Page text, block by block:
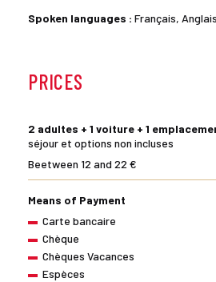
Spoken languages : Français,
PRICES
2 adultes + 1 voiture + 1
séjour et options non incluses
Beetween 12 and 22 €
Means of Payment
Carte bancaire
Chèque
Chèques Vacances
Espèces